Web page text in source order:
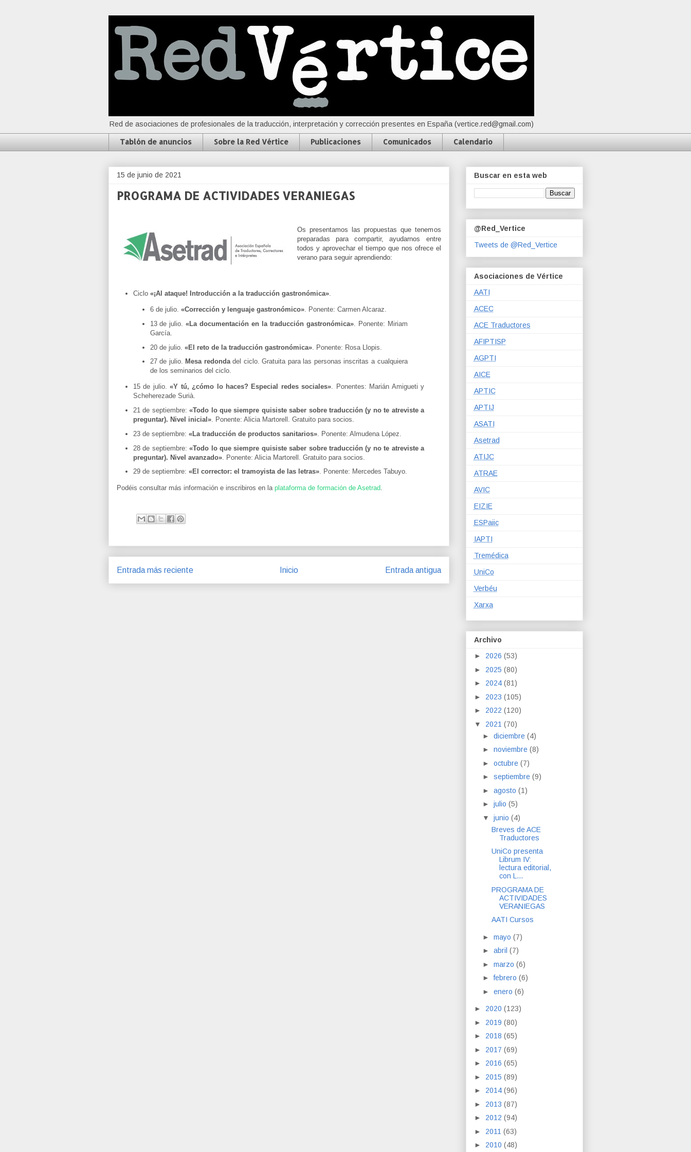
Red de asociaciones de profesionales de la traducción, interpretación y corrección presentes en España (vertice.red@gmail.com)
Tablón de anuncios Sobre la Red Vértice Publicaciones Comunicados Calendario
15 de junio de 2021
PROGRAMA DE ACTIVIDADES VERANIEGAS
Os presentamos las propuestas que tenemos
preparadas para compartir, ayudarnos entre
todos y aprovechar el tiempo que nos ofrece el
verano para seguir aprendiendo:
Ciclo «¡Al ataque! Introducción a la traducción gastronómica».
6 de julio. «Corrección y lenguaje gastronómico». Ponente: Carmen Alcaraz.
13 de julio.«La documentación en la traducción gastronómica». Ponente: Miriam
García.
20 de julio. «El reto de la traducción gastronómica». Ponente: Rosa Llopis.
27 de julio. Mesa redondadel ciclo. Gratuita para las personas inscritas a cualquiera
de los seminarios del ciclo.
15 de julio.«Y tú, ¿cómo lo haces? Especial redes sociales». Ponentes: Marián Amigueti y
Scheherezade Surià.
21 de septiembre:«Todo lo que siempre quisiste saber sobre traducción (y no te atreviste a
preguntar). Nivel inicial». Ponente: Alicia Martorell. Gratuito para socios.
23 de septiembre: «La traducción de productos sanitarios» . Ponente: Almudena López.
28 de septiembre:«Todo lo que siempre quisiste saber sobre traducción (y no te atreviste a
preguntar). Nivel avanzado» . Ponente: Alicia Martorell. Gratuito para socios.
29 de septiembre: «El corrector: el tramoyista de las letras». Ponente: Mercedes Tabuyo.
Podéis consultar más información e inscribiros en la plataforma de formación de Asetrad.
Entrada más reciente Entrada antigua
Inicio
Buscar en esta web
@Red_Vertice
Tweets de @Red_Vertice
Asociaciones de Vértice
AATI
ACEC
ACE Traductores
AFIPTISP
AGPTI
AICE
APTIC
APTIJ
ASATI
Asetrad
ATIJC
ATRAE
AVIC
EIZIE
ESPaiic
IAPTI
Tremédica
UniCo
Verbéu
Xarxa
Archivo
► 2026 (53)
► 2025 (80)
► 2024 (81)
► 2023 (105)
► 2022 (120)
▼ 2021 (70)
►diciembre(4)
►noviembre(8)
►octubre(7)
►septiembre(9)
►agosto(1)
►julio(5)
▼junio(4)
Breves de ACE
Traductores
UniCo presenta
Librum IV:
lectura editorial,
con L...
PROGRAMA DE
ACTIVIDADES
VERANIEGAS
AATI Cursos
►mayo(7)
►abril(7)
►marzo(6)
►febrero(6)
►enero(6)
► 2020 (123)
► 2019 (80)
► 2018 (65)
► 2017 (69)
► 2016 (65)
► 2015 (89)
► 2014 (96)
► 2013 (87)
► 2012 (94)
► 2011 (63)
► 2010 (48)